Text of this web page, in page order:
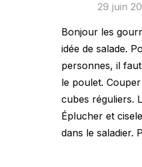
29 juin
Bonjour les
idée de salade.
personnes, il
le poulet.
cubes réguliers.
Éplucher et
dans le saladier.